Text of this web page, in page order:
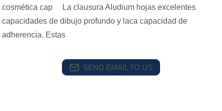
cosmética cap La clausura Aludium hojas excelentes
capacidades de dibujo profundo y laca capacidad de
adherencia. Estas
SEND EMAIL TO US